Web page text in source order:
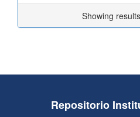
Showing
Repositorio